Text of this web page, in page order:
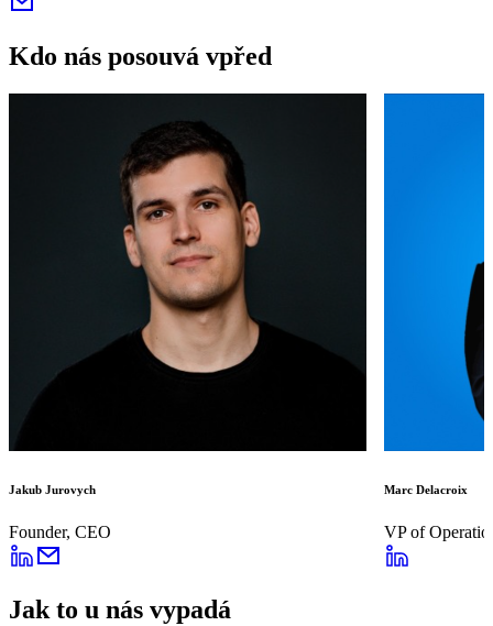
Kdo nás posouvá vpřed
Jakub Jurovych
Founder, CEO
Marc Delacroix
VP of
Jak to u nás vypadá